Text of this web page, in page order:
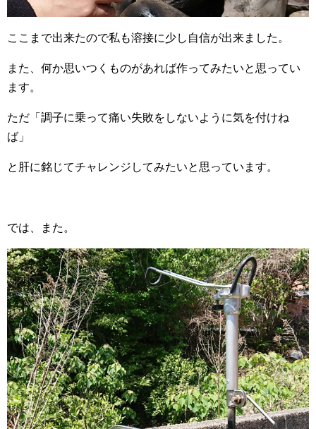
ここまで出来たので私も溶接に少し自信が出来ました。
また、何か思いつくものがあれば作ってみたいと思ってい
ます。
ただ「調子に乗って痛い失敗をしないように気を付けね
ば」
と肝に銘じてチャレンジしてみたいと思っています。
では、また。